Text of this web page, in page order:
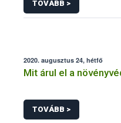
TOVÁBB >
2020. augusztus 24, hétfő
Mit árul el a
TOVÁBB >